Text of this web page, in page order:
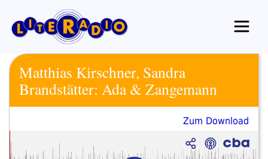
Inhalt
springen
Matthias Kirschner, Sandra
Brandstätter: Ada & Zangemann
Zum Download